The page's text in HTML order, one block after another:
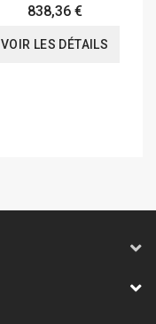
838,36 €
VOIR LES DÉTAILS